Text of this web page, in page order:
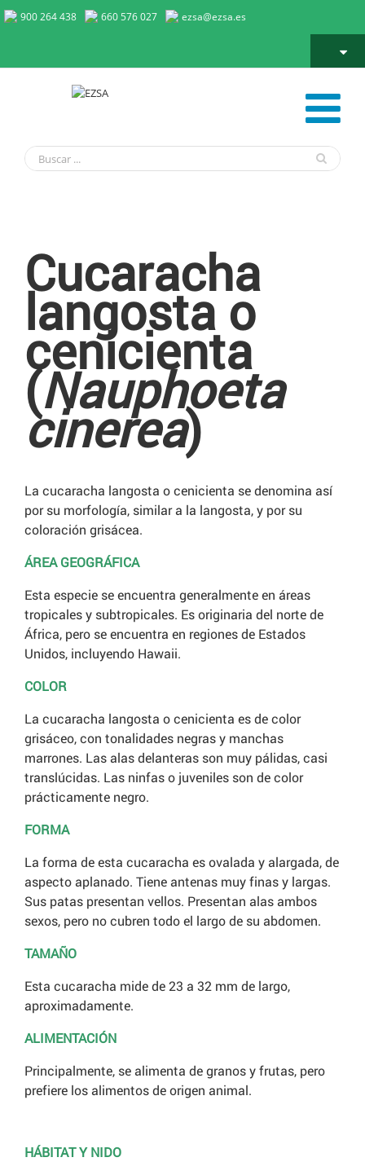
900 264 438 660 576 027 ezsa@ezsa.es
Cucaracha
langosta o
cenicienta
(Nauphoeta
cinerea)
La cucaracha langosta o cenicienta se denomina así
por su morfología, similar a la langosta, y por su
coloración grisácea.
ÁREA GEOGRÁFICA
Esta especie se encuentra generalmente en áreas
tropicales y subtropicales. Es originaria del norte de
África, pero se encuentra en regiones de Estados
Unidos, incluyendo Hawaii.
COLOR
La cucaracha langosta o cenicienta es de color
grisáceo, con tonalidades negras y manchas
marrones. Las alas delanteras son muy pálidas, casi
translúcidas. Las ninfas o juveniles son de color
prácticamente negro.
FORMA
La forma de esta cucaracha es ovalada y alargada, de
aspecto aplanado. Tiene antenas muy finas y largas.
Sus patas presentan vellos. Presentan alas ambos
sexos, pero no cubren todo el largo de su abdomen.
TAMAÑO
Esta cucaracha mide de 23 a 32 mm de largo,
aproximadamente.
ALIMENTACIÓN
Principalmente, se alimenta de granos y frutas, pero
prefiere los alimentos de origen animal.
HÁBITAT Y NIDO